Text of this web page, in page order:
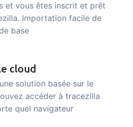
et vous êtes inscrit et prêt
Importation facile de
base
cloud
solution basée sur le
accéder à tracezilla
quel navigateur